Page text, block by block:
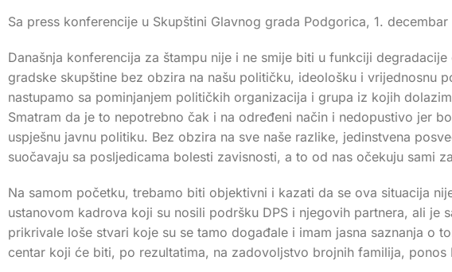
Sa press konferencije u Skupštini Glavnog grada Podgorica, 1.
Današnja konferencija za štampu nije i ne smije biti u funkciji
gradske skupštine bez obzira na našu političku, ideološku i vrijednosnu
nastupamo sa pominjanjem političkih organizacija i grupa iz kojih
Smatram da je to nepotrebno čak i na određeni način i nedopustivo jer
uspješnu javnu politiku. Bez obzira na sve naše razlike, jedinstvena
suočavaju sa posljedicama bolesti zavisnosti, a to od nas očekuju sami
Na samom početku, trebamo biti objektivni i kazati da se ova situacija
ustanovom kadrova koji su nosili podršku DPS i njegovih partnera, ali
prikrivale loše stvari koje su se tamo događale i imam jasna saznanja o
centar koji će biti, po rezultatima, na zadovoljstvo brojnih familija,